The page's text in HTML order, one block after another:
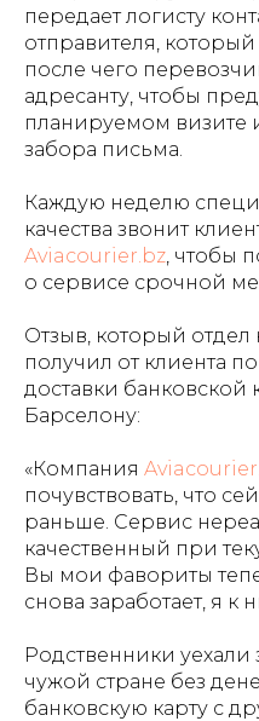
передает логисту
отправителя,
после чего
адресанту, чтобы
планируемом визите
забора письма.
Каждую неделю
качества звонит
Aviacourier.bz , чтобы
о сервисе срочной
Отзыв, который отдел
получил от клиента
доставки банковской
Барселону:
«Компания
почувствовать, что
раньше. Сервис
качественный при
Вы мои фавориты
снова заработает, я
Родственники уехали
чужой стране без
банковскую карту с